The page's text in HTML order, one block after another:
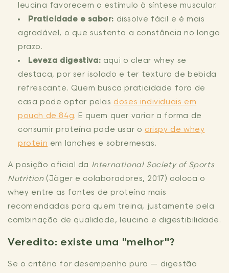
leucina favorecem o estímulo à síntese muscular.
Praticidade e sabor: dissolve fácil e é mais
agradável, o que sustenta a constância no longo
prazo.
Leveza digestiva: aqui o clear whey se
destaca, por ser isolado e ter textura de bebida
refrescante. Quem busca praticidade fora de
casa pode optar pelas doses individuais em
pouch de 84g. E quem quer variar a forma de
consumir proteína pode usar o crispy de whey
protein em lanches e sobremesas.
A posição oficial da International Society of Sports
Nutrition(Jäger e colaboradores, 2017) coloca o
whey entre as fontes de proteína mais
recomendadas para quem treina, justamente pela
combinação de qualidade, leucina e digestibilidade.
Veredito: existe uma "melhor"?
Se o critério for desempenho puro — digestão